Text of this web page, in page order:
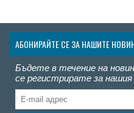
АБОНИРАЙТЕ СЕ ЗА НАШИТЕ
Бъдете в течение на
се регистрирате за